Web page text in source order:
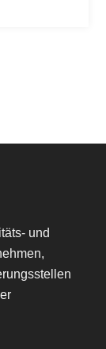
und